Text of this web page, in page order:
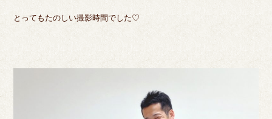
とってもたのしい撮影時間でした♡